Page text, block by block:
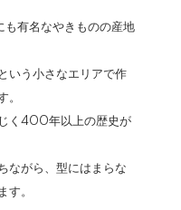
も有名なやきものの産地
いう小さなエリアで作
。
く400年以上の歴史が
ながら、型にはまらな
す。